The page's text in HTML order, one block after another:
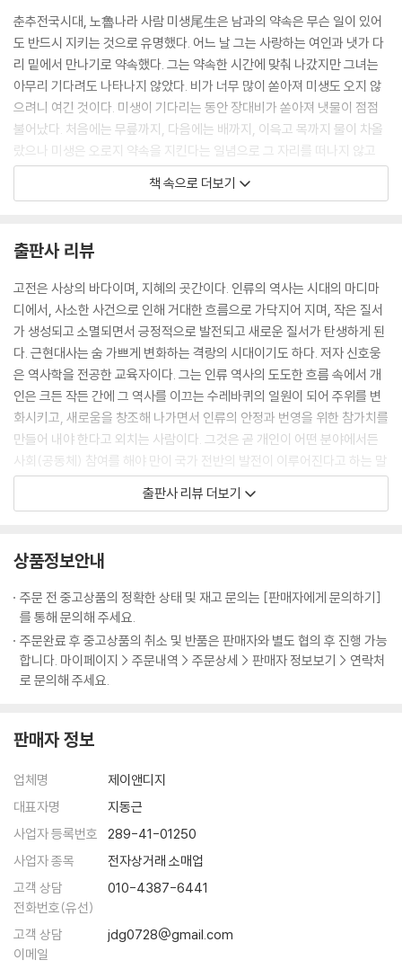
멀리 내다보는 안목을 기른다
눈과 귀가 미혹에 빠지면 패가망신한다
조무래기와는 더불어 일할 수 없다
천 리를 내다보는 안목을 키운다
늘 스스로 반성하는 마음을 기른다
백 번 듣는 것보다 한 번 보는 것이 낫다
저마다 지닌 다른 재능을 십분 활용한다
남의 단점을 비판하기 전에 장점을 찾아 격려한다
가난이 청빈이 아닌 것처럼 부유가 부도덕은 아니다
해마다 피는 꽃은 같아도 그것을 보는 사람은 다르다
죽기를 각오하면 살고 요행히 살기를 바라면 죽는다
호가호위하는 자는 결국 패가망신한다
소신을 파는 곡학아세로 자리를 구걸하지 않는다
05. 천하경영의 교훈과 지혜
- 천하를 어떻게 경영할 것인가
눈물로 표를 지어 천하경영의 요체를 아뢰다
중상모략이나 헛소문에 현혹되지 않는다
창업도 어렵지만 그것을 지키는 것은 더 어렵다
말을 가리켜 사슴이라 하는 무리가 권력을 농단하다
한번 엎질러진 물은 주워 담지 못한다
골육간의 다툼은 반드시 패가망신으로 끝난다
저마다 가장 뛰어난 재능을 찾아 발휘한다
일마다 그 특성에 따른 적임자가 따로 있다
그릇이 크면 다 품어 안을 수 있다
생각난 날이 바로 길일이다
태산이 무너져도 낯빛 하나 바뀌지 않는다
세치 혀로 백만 대군을 제압하다
부정한 짓은 반드시 패가망신으로 돌아온다
멀리 있는 물로는 발등의 불을 끄지 못한다
약속은 가볍게 하지 않되 한번 했으면 반드시 지킨다
춘추전국시대, 노魯나라 사람 미생尾生은 남과의 약속은 무슨 일이 있어
도 반드시 지키는 것으로 유명했다. 어느 날 그는 사랑하는 여인과 냇가 다
리 밑에서 만나기로 약속했다. 그는 약속한 시간에 맞춰 나갔지만 그녀는
아무리 기다려도 나타나지 않았다. 비가 너무 많이 쏟아져 미생도 오지 않
으려니 여긴 것이다. 미생이 기다리는 동안 장대비가 쏟아져 냇물이 점점
불어났다. 처음에는 무릎까지, 다음에는 배까지, 이윽고 목까지 물이 차올
랐으나 미생은 오로지 약속을 지킨다는 일념으로 그 자리를 떠나지 않고
있다가 그만 교각을 끌어안은 채 물에 빠져 죽고 말았다(미생지신尾生之
에는 좀더 섬뜩한 고사가 등장한다. 과거에 응시하러 가던 범거경范巨卿
이라는 젊은이가 도중에 동상에 걸려 다 죽게 되었다. 역시 과거를 보러 가
던 장려張勵라는 젊은이가 그를 발견하고 며칠 동안 정성껏 돌봐주었다.
두 사람 모두 시험 날짜는 놓치고 말았지만, 대신 의형제를 맺었다. 둘은 다
음해 중양절重陽節(음력 9월 9일)에 장려의 집에서 만나기로 약속했다.
해가 바뀌어 약속한 날이 되자 장려는 음식을 장만해놓고 범거경을 기다렸
다. 날이 저물도록 손님은 나타나지 않았다. 이윽고 깊은 밤, 초췌한 몰골에
수심 가득한 표정의 범거경이 기척도 없이 장려의 방에 들어섰다. 그는 산
사람이 아니라 범거경의 귀신이었다. 생활고에 시달리던 범거경은 중양절
당일에야 뒤늦게 약속을 기억해냈지만 천 리 길을 가기에는 이미 때가 늦
었다. 어쩔 줄 몰라 하다가 “귀신은 천 리 길도 단숨에 갈 수 있다”는 말을
듣고는 스스로 목숨을 끊어 약속을 지킨 것이다.
춘추전국시대 유세객 소진蘇秦은 연왕을 만나 유세하면서 미생지신尾生
莊子도 우화에서 도척을 통해 미생을 비판하고 있다. “이런 인간들은 책
는 돼지, 깡통을 손에 든 비렁뱅이와 같이 쓸데없는 명목名目에 구애되어
하나밖에 없는 목숨을 아끼지 않는 자들로 진정한 삶의 길을 모르는 패거
리일 뿐이다.”
소진이나 도척의 말도 일리는 있다. 그러나 산업사회가 진행되면서 우리
사회는 너무도 많이 변해가고 있다. 비록 융통성과는 담을 쌓았더라도 약
현실에서는 신의信義가 헌신짝 취급을 당하기 있기 때문이다. 신의를 최
이해관계 때문에 약속을 헌신짝처럼 저버리는 일이 비일비재하다. 약속은
법이다. 법이 지켜져야 국가와 사회가 건강해지듯이 비록 불리한 약속이라
나기로 한 약속을 지키기 위해 위험을 무릅쓰고 약속 장소로 갔다가 일경
日警에게 붙잡힌 이야기는 이제 전설이 되어버렸다.
20년의 세월을 뛰어넘어 ‘약속’을 지킨 훈훈한 일화가 하나 있다.
우리나라 유수의 건설회사 H건설은 30여 년 전에 태국에서 고속도로를
건설하고 있었다. 현장에서 십장으로 일하던 A는, 웬만한 직원 열 사람 몫
책 속으로 더보기
출판사 리뷰
고전은 사상의 바다이며, 지혜의 곳간이다. 인류의 역사는 시대의 마디마
디에서, 사소한 사건으로 인해 거대한 흐름으로 가닥지어 지며, 작은 질서
가 생성되고 소멸되면서 긍정적으로 발전되고 새로운 질서가 탄생하게 된
다. 근현대사는 숨 가쁘게 변화하는 격랑의 시대이기도 하다. 저자 신호웅
은 역사학을 전공한 교육자이다. 그는 인류 역사의 도도한 흐름 속에서 개
인은 크든 작든 간에 그 역사를 이끄는 수레바퀴의 일원이 되어 주위를 변
화시키고, 새로움을 창조해 나가면서 인류의 안정과 번영을 위한 참가치를
만들어 내야 한다고 외치는 사람이다. 그것은 곧 개인이 어떤 분야에서든
사회(공동체) 참여를 해야 만이 국가 전반의 발전이 이루어진다고 하는 말
과도 일맥상통한다. 그러하기에 저자는 치열한 역사인식과 자기 통찰의 철
학, 그리고 이를 바탕으로 한 지혜가 만들어져야 한다고 보는 것이다. 그러
할 수 있다고 강조하고 있는 것이다.
그런 점에서 근간의 주입식교육, 왜곡된 역사관, 천박한 이념과 사상을 바
라보는 그의 눈에는 미래의 개인이나 국가 모두가 파멸에 이르게 될 지도
모른다는 안타까움이 비쳐지고 있는 듯하다. 그런 안타까움에서 쓰여 진
이 책은 대학의 교양교과서로도 활용할 수 있고, 중고등학생들이 편하게
접근할 수 있도록 눈높이를 조절하여, 누구나 난해한 고전을 가까이 할 수
다양한 모델을 제시하면서 이를 위한 지혜와 어려운 고비를 넘기는데 필요
단락 지어 모으고, 재해석 하여 그 진리의 참수를 쉽게 들여다 볼 수 있게
하여 독자들의 수고를 덜어주고 있는 것이다.
이 책에 인용된 고전은 《사가》 《헌서》 《후한서》 《삼국지》 《채근담》 《십팔
법》 《순자》 등이다. 저자는 이들 고전 가운데서도 특히 《삼국지연의》와 관
련된 모든 지역을 답사하면서 보고 느낀 감정을 토대로 각 영웅들의 삶의
모습을 생생하게 재연해 냈다. 공명의 사당인 무후사, 두보 초당, 익주의 비
옥한 광야도 답사하면서 현지인들의 설명과 해설 등을 참고하면서 예전의
고사들을 재해석하면서 이 책의 중심글로 삼고 있다. 그리고 이러한 생동
출판사 리뷰 더보기
상품정보안내
주문 전 중고상품의 정확한 상태 및 재고 문의는 [판매자에게 문의하기]
를 통해 문의해 주세요.
주문완료 후 중고상품의 취소 및 반품은 판매자와 별도 협의 후 진행 가능
합니다. 마이페이지 > 주문내역 > 주문상세 > 판매자 정보보기 > 연락처
로 문의해 주세요.
판매자 정보
업체명
제이앤디지
대표자명
지동근
사업자 등록번호
289-41-01250
사업자 종목
전자상거래 소매업
고객 상담
전화번호(유선)
010-4387-6441
고객 상담
이메일
jdg0728@gmail.com